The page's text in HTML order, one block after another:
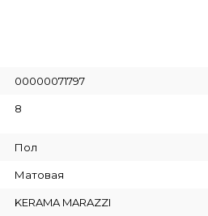
00000071797
8
Пол
Матовая
KERAMA MARAZZI